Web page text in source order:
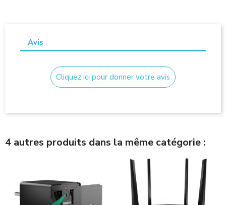
Avis
Cliquez ici pour donner votre avis
4 autres produits dans la même catégorie :